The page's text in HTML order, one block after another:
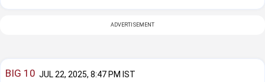
ADVERTISEMENT
BIG 10 JUL 22, 2025, 8:47 PM IST